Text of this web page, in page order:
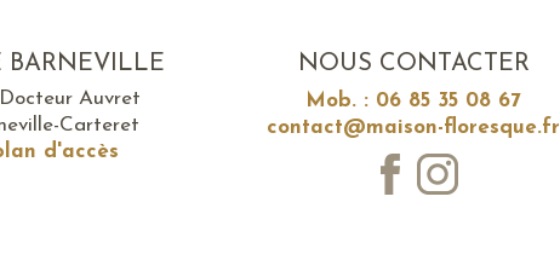
BARNEVILLE
Auvret
Carteret
d'accès
NOUS CONTACTER
Mob. : 06 85 35 08 67
contact@maison-floresque.fr